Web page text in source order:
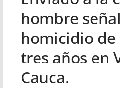
hombre
homicidio de
tres años en
Cauca.